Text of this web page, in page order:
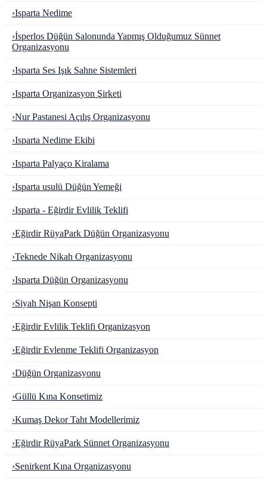
›Isparta Nedime
›İsperlos Düğün Salonunda Yapmış Olduğumuz Sünnet
Organizasyonu
›Isparta Ses Işık Sahne Sistemleri
›Isparta Organizasyon Şirketi
›Nur Pastanesi Açılış Organizasyonu
›Isparta Nedime Ekibi
›Isparta Palyaço Kiralama
›Isparta usulü Düğün Yemeği
›Isparta - Eğirdir Evlilik Teklifi
›Eğirdir RüyaPark Düğün Organizasyonu
›Teknede Nikah Organizasyonu
›Isparta Düğün Organizasyonu
›Siyah Nişan Konsepti
›Eğirdir Evlilik Teklifi Organizasyon
›Eğirdir Evlenme Teklifi Organizasyon
›Düğün Organizasyonu
›Güllü Kına Konsetimiz
›Kumaş Dekor Taht Modellerimiz
›Eğirdir RüyaPark Sünnet Organizasyonu
›Senirkent Kına Organizasyonu